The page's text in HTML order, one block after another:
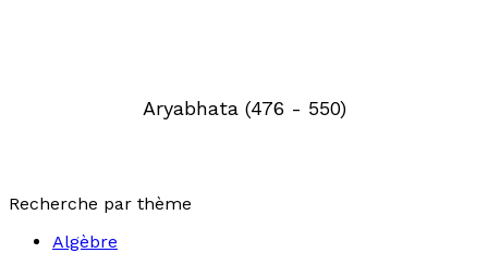
Aryabhata (476 - 550)
Recherche par thème
Algèbre